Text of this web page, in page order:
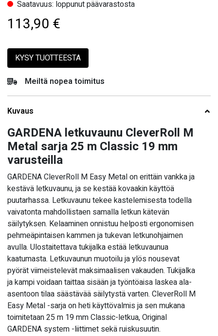
Saatavuus: loppunut päävarastosta
113,90 €
KYSY TUOTTEESTA
Meiltä nopea toimitus
Kuvaus
GARDENA letkuvaunu CleverRoll M
Metal sarja 25 m Classic 19 mm
varusteilla
GARDENA CleverRoll M Easy Metal on erittäin vankka ja
kestävä letkuvaunu, ja se kestää kovaakin käyttöä
puutarhassa. Letkuvaunu tekee kastelemisesta todella
vaivatonta mahdollistaen samalla letkun kätevän
säilytyksen. Kelaaminen onnistuu helposti ergonomisen
pehmeäpintaisen kammen ja tukevan letkunohjaimen
avulla. Ulostaitettava tukijalka estää letkuvaunua
kaatumasta. Letkuvaunun muotoilu ja ylös nousevat
pyörät viimeistelevät maksimaalisen vakauden. Tukijalka
ja kampi voidaan taittaa sisään ja työntöaisa laskea ala-
asentoon tilaa säästävää säilytystä varten. CleverRoll M
Easy Metal -sarja on heti käyttövalmis ja sen mukana
toimitetaan 25 m 19 mm Classic-letkua, Original
GARDENA system -liittimet sekä ruiskusuutin.